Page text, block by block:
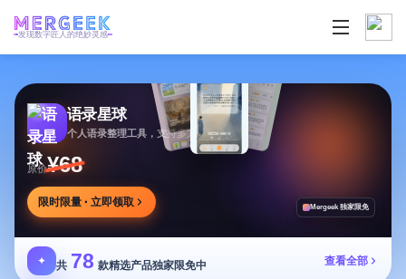
发现数字匠人的绝妙灵感
语录星球
个人语录整理工具，支持多方式添加及灵活推送
原价¥68
限时限量 · 立即领取 Mergeek 独家限免
✦ 共 78 款精选产品独家限免中 查看全部